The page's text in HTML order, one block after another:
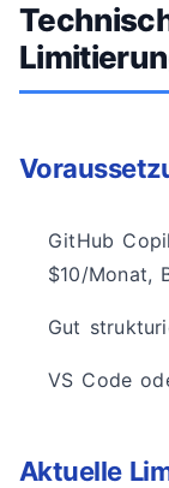
GitHub
$10/Monat,
Gut
VS Code
Aktuelle